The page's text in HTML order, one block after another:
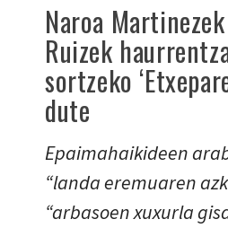
Naroa
Ruizek
sortzeko
dute
Epaimahaikideen
“landa eremuaren
“arbasoen xuxurla